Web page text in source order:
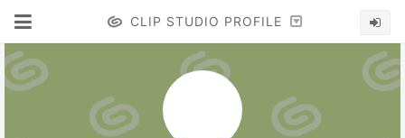
CLIP STUDIO PROFILE